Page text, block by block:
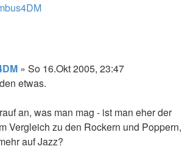
» So 16.Okt 2005, 23:47
etwas.
an, was man mag - ist man eher der
Vergleich zu den Rockern und Poppern,
auf Jazz?